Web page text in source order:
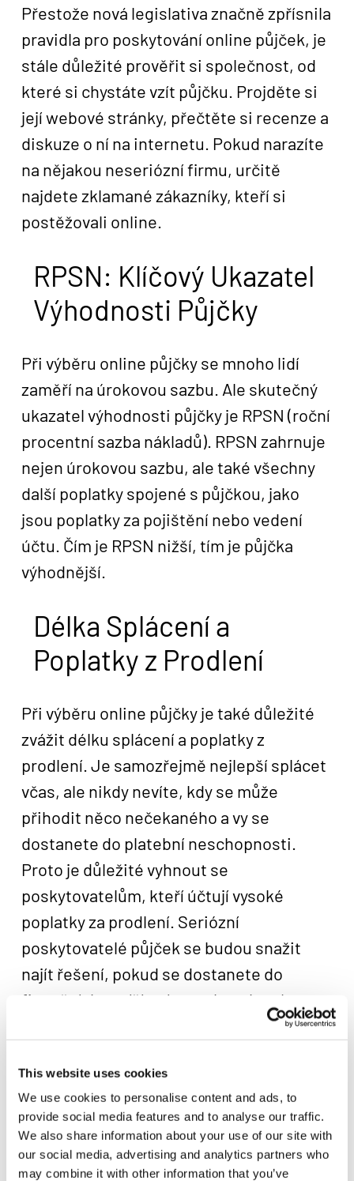
This website uses cookies
We use cookies to personalise content and ads, to
provide social media features and to analyse our traffic.
We also share information about your use of our site with
our social media, advertising and analytics partners who
may combine it with other information that you’ve
Přestože nová legislativa značně zpřísnila
pravidla pro poskytování online půjček, je
stále důležité prověřit si společnost, od
které si chystáte vzít půjčku. Projděte si
její webové stránky, přečtěte si recenze a
diskuze o ní na internetu. Pokud narazíte
na nějakou neseriózní firmu, určitě
najdete zklamané zákazníky, kteří si
postěžovali online.
RPSN: Klíčový Ukazatel
Výhodnosti Půjčky
Při výběru online půjčky se mnoho lidí
zaměří na úrokovou sazbu. Ale skutečný
ukazatel výhodnosti půjčky je RPSN (roční
procentní sazba nákladů). RPSN zahrnuje
nejen úrokovou sazbu, ale také všechny
další poplatky spojené s půjčkou, jako
jsou poplatky za pojištění nebo vedení
účtu. Čím je RPSN nižší, tím je půjčka
výhodnější.
Délka Splácení a
Poplatky z Prodlení
Při výběru online půjčky je také důležité
zvážit délku splácení a poplatky z
prodlení. Je samozřejmě nejlepší splácet
včas, ale nikdy nevíte, kdy se může
přihodit něco nečekaného a vy se
dostanete do platební neschopnosti.
Proto je důležité vyhnout se
poskytovatelům, kteří účtují vysoké
poplatky za prodlení. Seriózní
poskytovatelé půjček se budou snažit
najít řešení, pokud se dostanete do
finančních potíží, místo toho, aby vám
Předčasné Splacení
Půjčky
Dalším důležitým bodem, na který je třeba